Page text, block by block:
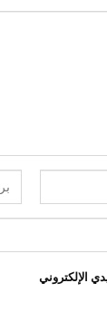
الإلكتروني